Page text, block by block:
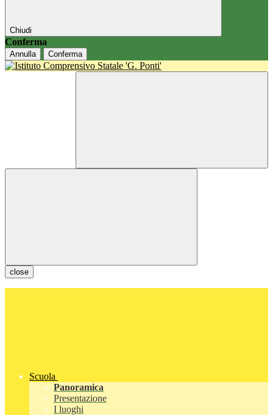
Chiudi
Conferma
Annulla Conferma
close
Scuola
Panoramica
Presentazione
I luoghi